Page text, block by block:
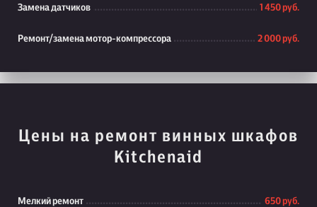
Замена датчиков 1 450 руб.
Ремонт/замена мотор-компрессора 2 000 руб.
Цены на ремонт винных шкафов
Kitchenaid
Мелкий ремонт 650 руб.